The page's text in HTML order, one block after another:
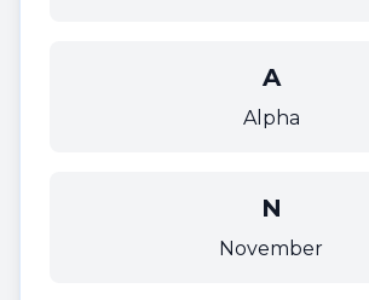
A
Alpha
N
November